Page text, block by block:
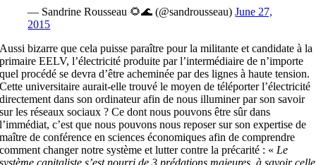
— Sandrine Rousseau 🌻🌊 (@sandrousseau)June 27,
2015
Aussi bizarre que cela puisse paraître pour la militante et candidate à la
primaire EELV, l’électricité produite par l’intermédiaire de n’importe
quel procédé se devra d’être acheminée par des lignes à haute tension.
Cette universitaire aurait-elle trouvé le moyen de téléporter l’électricité
directement dans son ordinateur afin de nous illuminer par son savoir
sur les réseaux sociaux ? Ce dont nous pouvons être sûr dans
l’immédiat, c’est que nous pouvons nous reposer sur son expertise de
maître de conférence en sciences économiques afin de comprendre
comment changer notre système et lutter contre la précarité : « Le
système capitaliste s’est nourri de 3 prédations majeures, à savoir celle